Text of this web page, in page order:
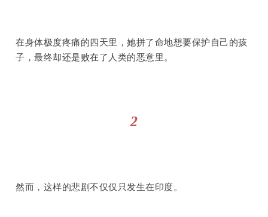
在身体极度疼痛的四天里，她拼了命地想要保护自己的孩
子，最终却还是败在了人类的恶意里。
2
然而，这样的悲剧不仅仅只发生在印度。